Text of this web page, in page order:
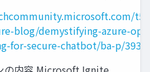
t5/
blog/demystifying-azure-
for-secure-chatbot/ba-p/